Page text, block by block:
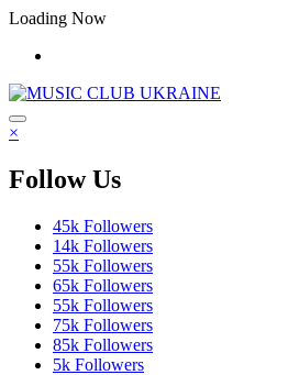
Перейти
контенту
Loading Now
×
Follow Us
45k Followers
14k Followers
55k Followers
65k Followers
55k Followers
75k Followers
85k Followers
5k Followers